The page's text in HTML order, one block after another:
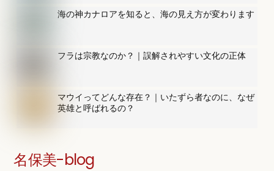
海の神カナロアを知ると、海の見え方が変わります
フラは宗教なのか？｜誤解されやすい文化の正体
マウイってどんな存在？｜いたずら者なのに、なぜ
英雄と呼ばれるの？
名保美-blog